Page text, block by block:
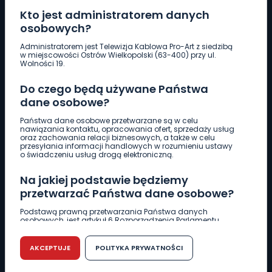
Kto jest administratorem danych
osobowych?
Administratorem jest Telewizja Kablowa Pro-Art z siedzibą
w miejscowości Ostrów Wielkopolski (63-400) przy ul.
Wolności 19.
Do czego będą używane Państwa
dane osobowe?
Państwa dane osobowe przetwarzane są w celu
nawiązania kontaktu, opracowania ofert, sprzedaży usług
oraz zachowania relacji biznesowych, a także w celu
przesyłania informacji handlowych w rozumieniu ustawy
o świadczeniu usług drogą elektroniczną.
Na jakiej podstawie będziemy
przetwarzać Państwa dane osobowe?
Podstawą prawną przetwarzania Państwa danych
osobowych, jest artykuł 6 Rozporządzenia Parlamentu
r. w sprawie ochrony osób fizycznych w związku z
przetwarzaniem danych osobowych w sprawie
swobodnego przepływu takich danych oraz uchylenia
dyrektywy 95/46/WE (RODO).
AKCEPTUJE POLITYKA PRYWATNOŚCI
Pobierz logotyp
661 997 997
REDAKCJA
62 735 22 22redakcja@wlkp24.info
DZIAŁ REKLAMY
62 735 01 85 reklama@wlkp24.info
WIADOMOŚCI
CIEKAWOSTKI